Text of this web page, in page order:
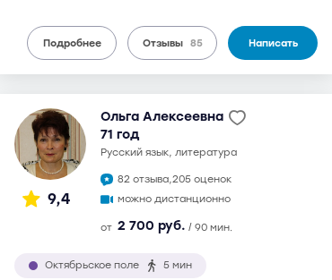
Подробнее Отзывы 85 Написать
9,4
Ольга Алексеевна
71 год
русский язык, литература
82 отзыва,205 оценок
можно дистанционно
от 2 700 руб. / 90 мин.
Октябрьское поле 5 мин